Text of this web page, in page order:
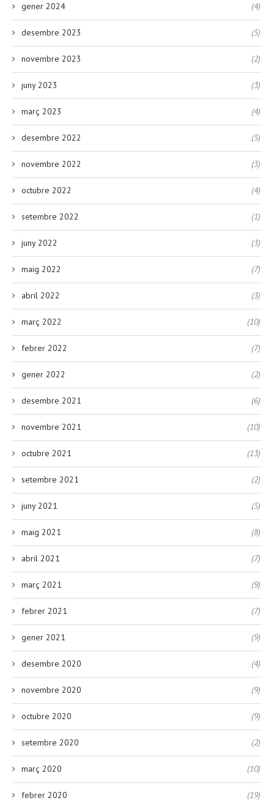
gener 2024 (4)
desembre 2023 (5)
novembre 2023 (2)
juny 2023 (3)
març 2023 (4)
desembre 2022 (5)
novembre 2022 (3)
octubre 2022 (4)
setembre 2022 (1)
juny 2022 (3)
maig 2022 (7)
abril 2022 (3)
març 2022 (10)
febrer 2022 (7)
gener 2022 (2)
desembre 2021 (6)
novembre 2021 (10)
octubre 2021 (13)
setembre 2021 (2)
juny 2021 (5)
maig 2021 (8)
abril 2021 (7)
març 2021 (9)
febrer 2021 (7)
gener 2021 (9)
desembre 2020 (4)
novembre 2020 (9)
octubre 2020 (9)
setembre 2020 (2)
març 2020 (10)
febrer 2020 (19)